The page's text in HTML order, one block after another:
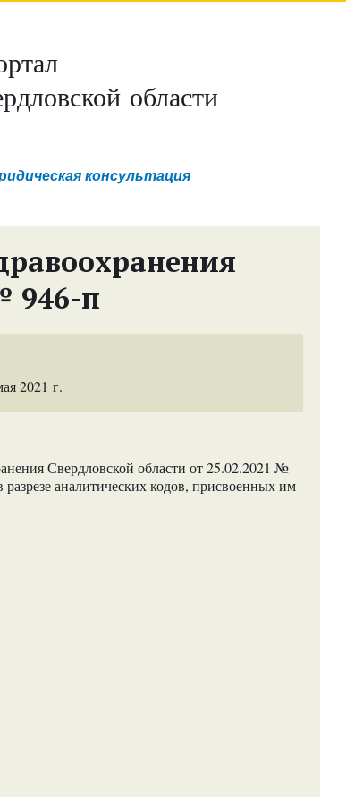
области
консультация
946-п
2021 г.
Свердловской области от 25.02.2021 №
аналитических кодов, присвоенных им